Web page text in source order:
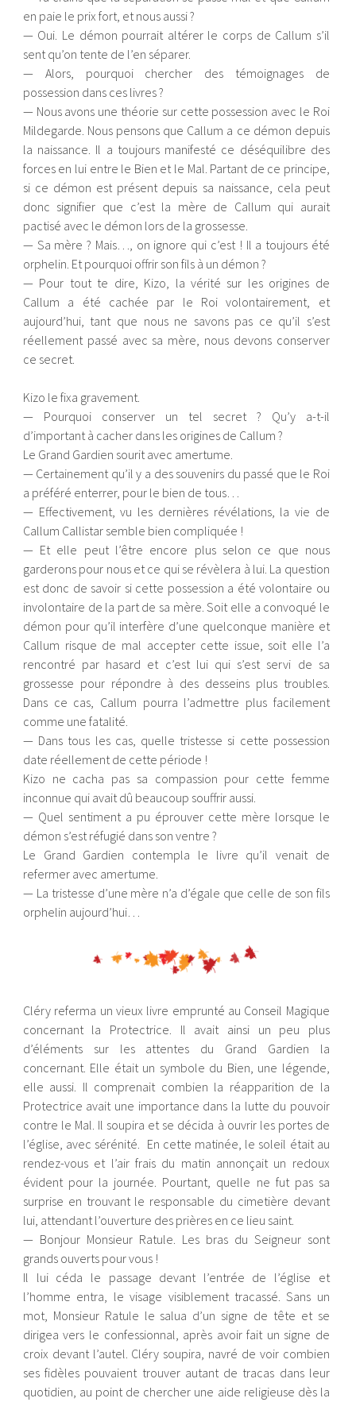
en paie le prix fort, et nous aussi ?
— Oui. Le démon pourrait altérer le corps de Callum s’il
sent qu’on tente de l’en séparer.
— Alors, pourquoi chercher des témoignages de
possession dans ces livres ?
— Nous avons une théorie sur cette possession avec le Roi
Mildegarde. Nous pensons que Callum a ce démon depuis
la naissance. Il a toujours manifesté ce déséquilibre des
forces en lui entre le Bien et le Mal. Partant de ce principe,
si ce démon est présent depuis sa naissance, cela peut
donc signifier que c’est la mère de Callum qui aurait
pactisé avec le démon lors de la grossesse.
— Sa mère ? Mais…, on ignore qui c’est ! Il a toujours été
orphelin. Et pourquoi offrir son fils à un démon ?
— Pour tout te dire, Kizo, la vérité sur les origines de
Callum a été cachée par le Roi volontairement, et
aujourd’hui, tant que nous ne savons pas ce qu’il s’est
réellement passé avec sa mère, nous devons conserver
ce secret.
Kizo le fixa gravement.
— Pourquoi conserver un tel secret ? Qu’y a-t-il
d’important à cacher dans les origines de Callum ?
Le Grand Gardien sourit avec amertume.
— Certainement qu’il y a des souvenirs du passé que le Roi
a préféré enterrer, pour le bien de tous…
— Effectivement, vu les dernières révélations, la vie de
Callum Callistar semble bien compliquée !
— Et elle peut l’être encore plus selon ce que nous
garderons pour nous et ce qui se révèlera à lui. La question
est donc de savoir si cette possession a été volontaire ou
involontaire de la part de sa mère. Soit elle a convoqué le
démon pour qu’il interfère d’une quelconque manière et
Callum risque de mal accepter cette issue, soit elle l’a
rencontré par hasard et c’est lui qui s’est servi de sa
grossesse pour répondre à des desseins plus troubles.
Dans ce cas, Callum pourra l’admettre plus facilement
comme une fatalité.
— Dans tous les cas, quelle tristesse si cette possession
date réellement de cette période !
Kizo ne cacha pas sa compassion pour cette femme
inconnue qui avait dû beaucoup souffrir aussi.
— Quel sentiment a pu éprouver cette mère lorsque le
démon s’est réfugié dans son ventre ?
Le Grand Gardien contempla le livre qu’il venait de
refermer avec amertume.
— La tristesse d’une mère n’a d’égale que celle de son fils
orphelin aujourd’hui…
Cléry referma un vieux livre emprunté au Conseil Magique
concernant la Protectrice. Il avait ainsi un peu plus
d’éléments sur les attentes du Grand Gardien la
concernant. Elle était un symbole du Bien, une légende,
elle aussi. Il comprenait combien la réapparition de la
Protectrice avait une importance dans la lutte du pouvoir
contre le Mal. Il soupira et se décida à ouvrir les portes de
l’église, avec sérénité. En cette matinée, le soleil était au
rendez-vous et l’air frais du matin annonçait un redoux
évident pour la journée. Pourtant, quelle ne fut pas sa
surprise en trouvant le responsable du cimetière devant
lui, attendant l’ouverture des prières en ce lieu saint.
— Bonjour Monsieur Ratule. Les bras du Seigneur sont
grands ouverts pour vous !
Il lui céda le passage devant l’entrée de l’église et
l’homme entra, le visage visiblement tracassé. Sans un
mot, Monsieur Ratule le salua d’un signe de tête et se
dirigea vers le confessionnal, après avoir fait un signe de
croix devant l’autel. Cléry soupira, navré de voir combien
ses fidèles pouvaient trouver autant de tracas dans leur
quotidien, au point de chercher une aide religieuse dès la